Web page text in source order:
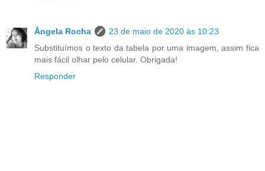
Ângela Rocha
23 de maio de 2020 às 10:23
Substituímos o texto da tabela por uma imagem, assim fica
mais fácil olhar pelo celular. Obrigada!
Responder